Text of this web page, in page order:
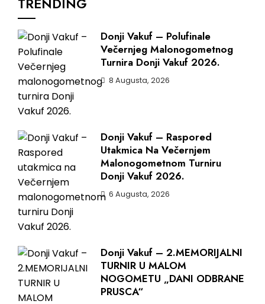
Donji Vakuf – Polufinale
Večernjeg Malonogometnog
Turnira Donji Vakuf 2026.
8 Augusta, 2026
Donji Vakuf – Raspored
Utakmica Na Večernjem
Malonogometnom Turniru
Donji Vakuf 2026.
6 Augusta, 2026
Donji Vakuf – 2.MEMORIJALNI
TURNIR U MALOM
NOGOMETU „DANI ODBRANE
PRUSCA“